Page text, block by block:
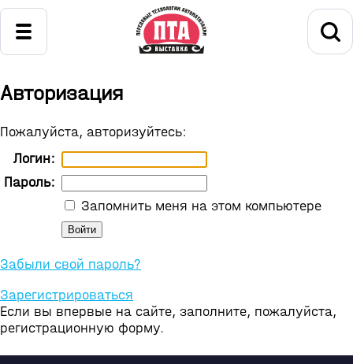
Авторизация
Пожалуйста, авторизуйтесь:
Логин:
Пароль:
Запомнить меня на этом компьютере
Забыли свой пароль?
Зарегистрироваться
Если вы впервые на сайте, заполните, пожалуйста,
регистрационную форму.